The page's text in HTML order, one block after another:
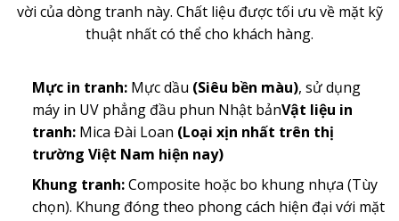
vời của dòng tranh này. Chất liệu được tối ưu về mặt kỹ
thuật nhất có thể cho khách hàng.
Mực in tranh:Mực dầu (Siêu bền màu), sử dụng
máy in UV phẳng đầu phun Nhật bảnVật liệu in
tranh:Mica Đài Loan (Loại xịn nhất trên thị
trường Việt Nam hiện nay)
Khung tranh:Composite hoặc bo khung nhựa (Tùy
chọn). Khung đóng theo phong cách hiện đại với mặt